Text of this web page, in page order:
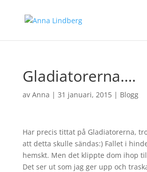
Gladiatorerna….
av Anna | 31 januari, 2015| Blogg
Har precis tittat på Gladiatorerna,
att detta skulle sändas:) Fallet i
hemskt. Men det klippte dom ihop
Det ser ut som jag ger upp och